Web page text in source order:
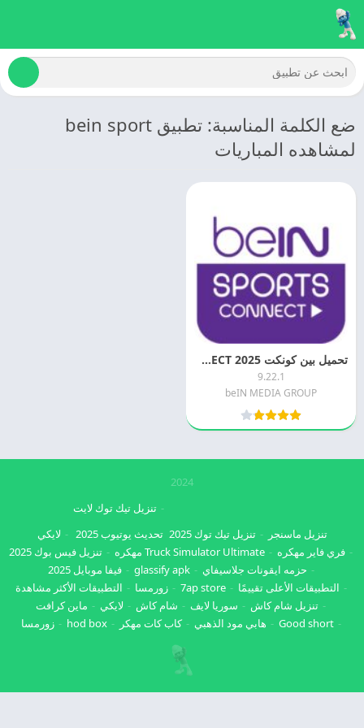
ضع الكلمة المناسبة: تطبيق bein sport
لمشاهده المباريات
تحميل بين كونكت 2025 BEIN SPORTS CONNECT اخر اصدار
9.22.1
beIN MEDIA GROUP
2024
تنزيل ماسنجر تنزيل تيك توك 2025
تنزيل تيك توك لايت
تحديث يوتيوب 2025
لايكي
فري فاير مهكره
Truck Simulator Ultimate مهكره
تنزيل فيس بوك 2025
حزمه ايقونات جلاسيفاي
glassify apk
فيفا موبايل 2025
التطبيقات الأعلى تقييمًا
7ap store زورمسا
التطبيقات الأكثر مشاهدة
تنزيل شام كاش
سوريا لايف شام كاش لايكي
ماين كرافت
Good short
هابي مود الذهبي كاب كات مهكر hod box زورمسا